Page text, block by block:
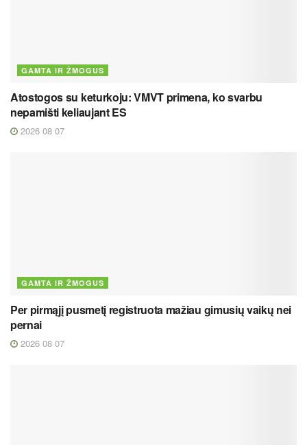
GAMTA IR ŽMOGUS
Atostogos su keturkoju: VMVT primena, ko svarbu
nepamišti keliaujant ES
2026 08 07
GAMTA IR ŽMOGUS
Per pirmąjį pusmetį registruota mažiau gimusių vaikų nei
pernai
2026 08 07